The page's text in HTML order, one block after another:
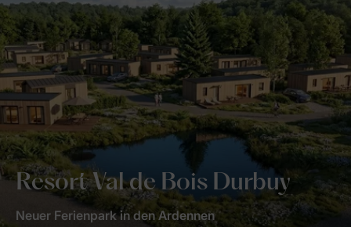
Resort Val de Bois Durbuy
Neuer Ferienpark in den Ardennen